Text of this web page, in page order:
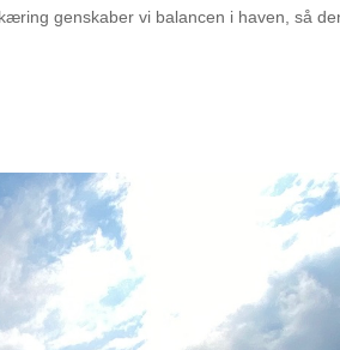
genskaber vi balancen i haven, så